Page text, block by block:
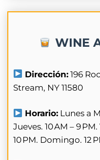
WINE
Dirección: 196
Stream, NY 11580
Horario: Lunes a
Jueves. 10 AM – 9
10 PM. Domingo. 12